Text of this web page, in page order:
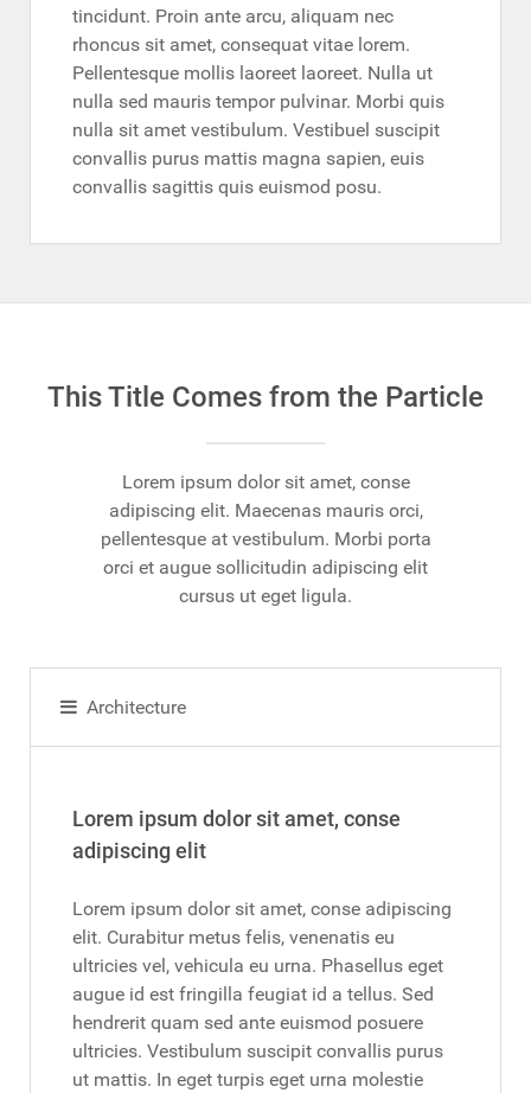
tincidunt. Proin ante arcu, aliquam nec
rhoncus sit amet, consequat vitae lorem.
Pellentesque mollis laoreet laoreet. Nulla ut
nulla sed mauris tempor pulvinar. Morbi quis
nulla sit amet vestibulum. Vestibuel suscipit
convallis purus mattis magna sapien, euis
convallis sagittis quis euismod posu.
This Title Comes from the Particle
Lorem ipsum dolor sit amet, conse
adipiscing elit. Maecenas mauris orci,
pellentesque at vestibulum. Morbi porta
orci et augue sollicitudin adipiscing elit
cursus ut eget ligula.
Architecture
Lorem ipsum dolor sit amet, conse
adipiscing elit
Lorem ipsum dolor sit amet, conse adipiscing
elit. Curabitur metus felis, venenatis eu
ultricies vel, vehicula eu urna. Phasellus eget
augue id est fringilla feugiat id a tellus. Sed
hendrerit quam sed ante euismod posuere
ultricies. Vestibulum suscipit convallis purus
ut mattis. In eget turpis eget urna molestie